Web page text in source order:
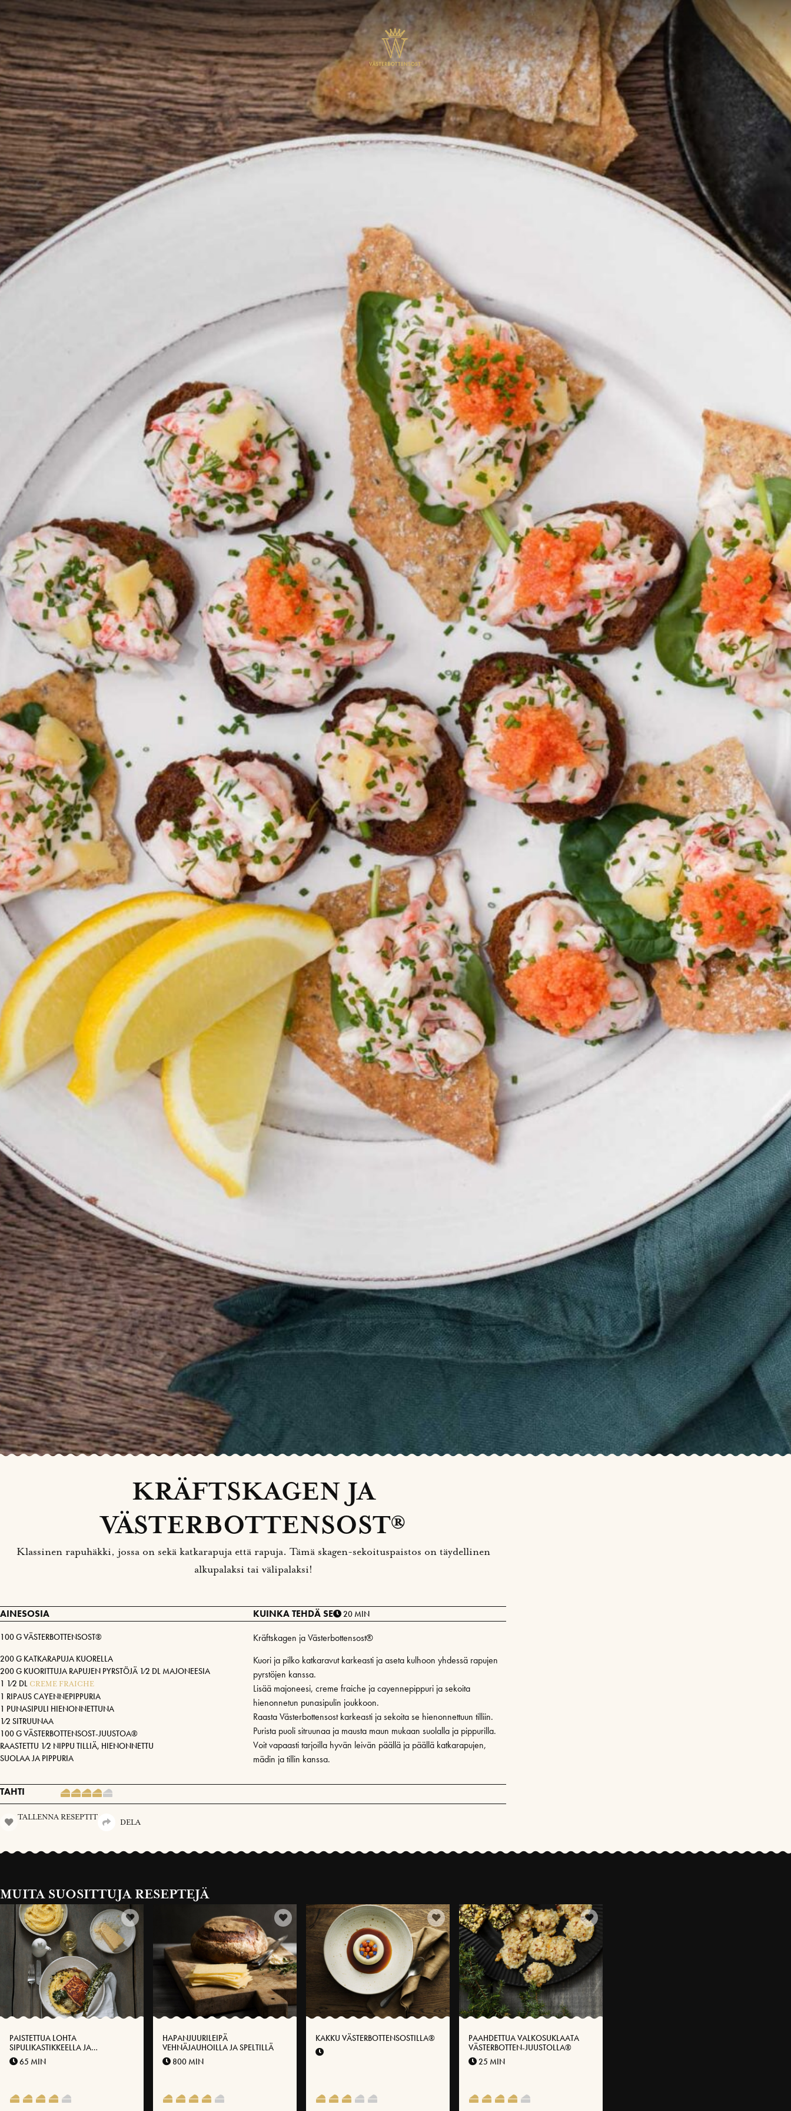
KRÄFTSKAGEN JA
VÄSTERBOTTENSOST®
Klassinen rapuhäkki, jossa on sekä katkarapuja että rapuja. Tämä skagen-sekoituspaistos on täydellinen
alkupalaksi tai välipalaksi!
AINESOSIA
100 G VÄSTERBOTTENSOST®
200 G KATKARAPUJA KUORELLA
200 G KUORITTUJA RAPUJEN PYRSTÖJÄ 1⁄2 DL MAJONEESIA
1 1⁄2 DL CREME FRAICHE
1 RIPAUS CAYENNEPIPPURIA
1 PUNASIPULI HIENONNETTUNA
1⁄2 SITRUUNAA
100 G VÄSTERBOTTENSOST-JUUSTOA®
RAASTETTU 1⁄2 NIPPU TILLIÄ, HIENONNETTU
SUOLAA JA PIPPURIA
KUINKA TEHDÄ SE 20 MIN
Kräftskagen ja Västerbottensost®
Kuori ja pilko katkaravut karkeasti ja aseta kulhoon yhdessä rapujen
pyrstöjen kanssa.
Lisää majoneesi, creme fraiche ja cayennepippuri ja sekoita
hienonnetun punasipulin joukkoon.
Raasta Västerbottensost karkeasti ja sekoita se hienonnettuun tilliin.
Purista puoli sitruunaa ja mausta maun mukaan suolalla ja pippurilla.
Voit vapaasti tarjoilla hyvän leivän päällä ja päällä katkarapujen,
mädin ja tillin kanssa.
TAHTI
TALLENNA RESEPTIT
DELA
MUITA SUOSITTUJA RESEPTEJÄ
PAISTETTUA LOHTA
SIPULIKASTIKKEELLA JA
MANTELIPERUNASOSETTA
VÄSTERBOTTEN-JUUSTOLLA®
65 MIN
HAPANJUURILEIPÄ
VEHNÄJAUHOILLA JA SPELTILLÄ
800 MIN
KAKKU VÄSTERBOTTENSOSTILLA®
PAAHDETTUA VALKOSUKLAATA
VÄSTERBOTTEN-JUUSTOLLA®
25 MIN